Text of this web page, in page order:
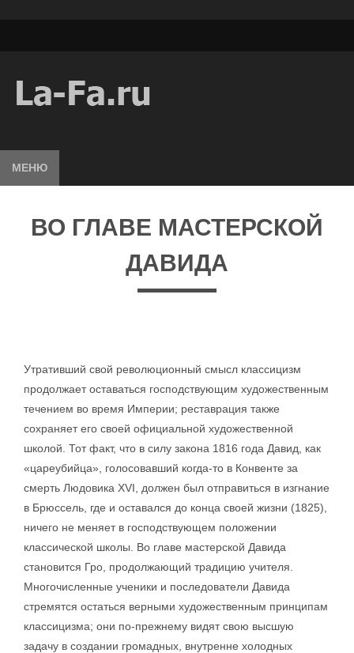
МЕНЮ
ВО ГЛАВЕ МАСТЕРСКОЙ
ДАВИДА
Утративший свой революционный смысл классицизм
продолжает оставаться господствующим художественным
течением во время Империи; реставрация также
сохраняет его своей официальной художественной
школой. Тот факт, что в силу закона 1816 года Давид, как
«цареубийца», голосовавший когда-то в Конвенте за
смерть Людовика XVI, должен был отправиться в изгнание
в Брюссель, где и оставался до конца своей жизни (1825),
ничего не меняет в господствующем положении
классической школы. Во главе мастерской Давида
становится Гро, продолжающий традицию учителя.
Многочисленные ученики и последователи Давида
стремятся остаться верными художественным принципам
классицизма; они по-прежнему видят свою высшую
задачу в создании громадных, внутренне холодных